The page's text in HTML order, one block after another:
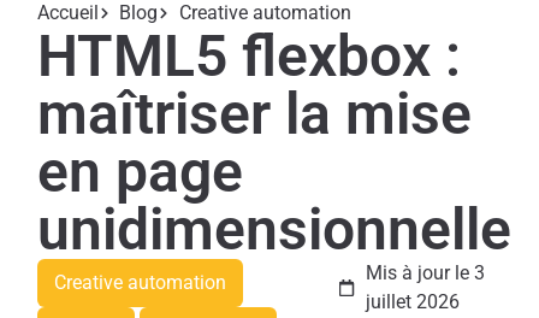
Accueil Blog Creative automation
HTML5 flexbox :
maîtriser la mise
en page
unidimensionnelle
Creative automation
Mis à jour le 3
juillet 2026